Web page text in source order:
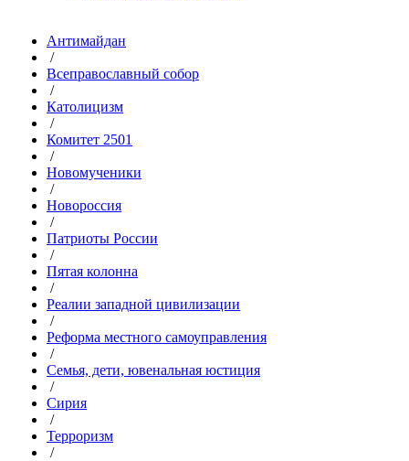
Антимайдан
/
Всеправославный собор
/
Католицизм
/
Комитет 2501
/
Новомученики
/
Новороссия
/
Патриоты России
/
Пятая колонна
/
Реалии западной цивилизации
/
Реформа местного самоуправления
/
Семья, дети, ювенальная юстиция
/
Сирия
/
Терроризм
/